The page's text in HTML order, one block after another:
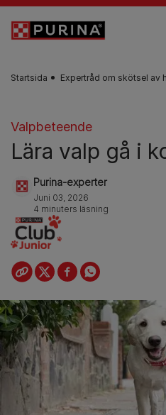
Skip to main content
Startsida Expertråd om skötsel av
Valpbeteende
Lära valp gå i
Purina-experter
Juni 03, 2026
4 minuters läsning